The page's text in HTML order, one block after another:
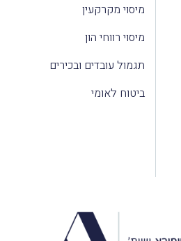
מיסוי מקרקעין
מיסוי רווחי הון
תגמול עובדים ובכירים
ביטוח לאומי